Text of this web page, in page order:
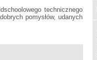
technicznego
pomysłów, udanych